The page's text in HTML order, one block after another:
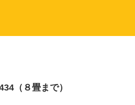
（８畳まで）